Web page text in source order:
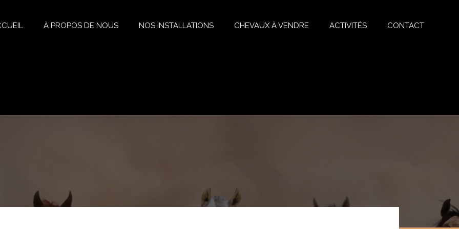
À PROPOS DE NOUS NOS INSTALLATIONS CHEVAUX À VENDRE ACTIVITÉS CONTACT